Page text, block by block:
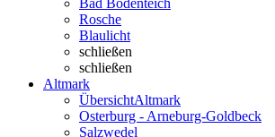
Bad Bodenteich
Rosche
Blaulicht
schließen
schließen
Altmark
ÜbersichtAltmark
Osterburg - Arneburg-Goldbeck
Salzwedel